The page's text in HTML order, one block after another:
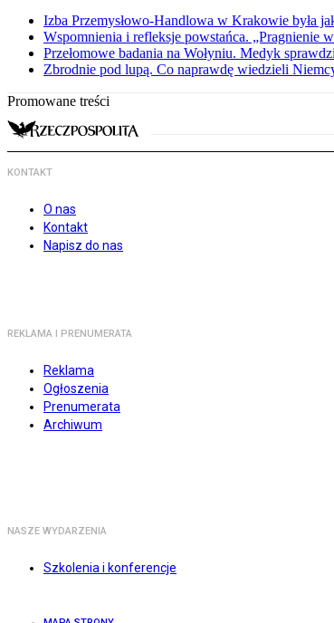
Izba Przemysłowo-Handlowa w Krakowie była
Wspomnienia i refleksje powstańca. „Pragnienie
Przełomowe badania na Wołyniu. Medyk
Zbrodnie pod lupą. Co naprawdę wiedzieli
Promowane treści
KONTAKT
O nas
Kontakt
Napisz do nas
REKLAMA I PRENUMERATA
Reklama
Ogłoszenia
Prenumerata
Archiwum
NASZE WYDARZENIA
Szkolenia i konferencje